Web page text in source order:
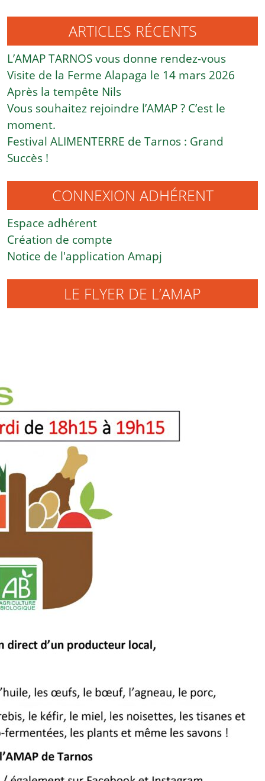
ARTICLES RÉCENTS
L’AMAP TARNOS vous donne rendez-vous
Visite de la Ferme Alapaga le 14 mars 2026
Après la tempête Nils
Vous souhaitez rejoindre l’AMAP ? C’est le
moment.
Festival ALIMENTERRE de Tarnos : Grand
Succès !
CONNEXION ADHÉRENT
Espace adhérent
Création de compte
Notice de l'application Amapj
LE FLYER DE L’AMAP